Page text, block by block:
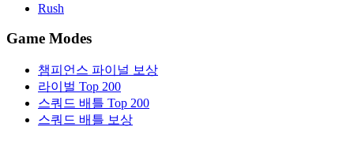
Rush
Game Modes
챔피언스 파이널 보상
라이벌 Top 200
스쿼드 배틀 Top 200
스쿼드 배틀 보상